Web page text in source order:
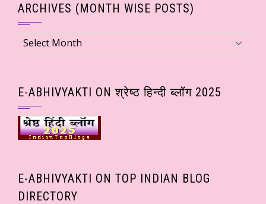
ARCHIVES (MONTH WISE POSTS)
Archives
(Month
E-ABHIVYAKTI ON श्रेष्ठ हिन्दी ब्लॉग 2025
E-ABHIVYAKTI ON TOP INDIAN BLOG
DIRECTORY